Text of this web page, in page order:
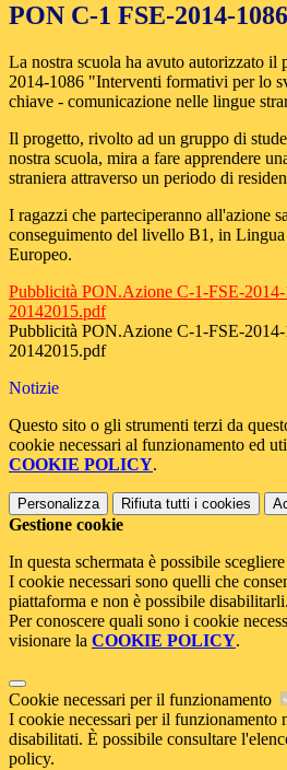
PON C-1 FSE-2014-1086
La nostra scuola ha avuto autorizzato il
2014-1086 "Interventi formativi per lo
chiave - comunicazione nelle lingue
Il progetto, rivolto ad un gruppo di
nostra scuola, mira a fare apprendere
straniera attraverso un periodo di
I ragazzi che parteciperanno all'azione
conseguimento del livello B1, in
Europeo.
Pubblicità PON.Azione C-1-FSE-2014-
20142015.pdf
Pubblicità PON.Azione C-1-FSE-2014-
20142015.pdf
Notizie
Questo sito o gli strumenti terzi da
cookie necessari al funzionamento ed
COOKIE POLICY.
Personalizza Rifiuta tutti i cookies
Gestione cookie
In questa schermata è possibile
I cookie necessari sono quelli che
piattaforma e non è possibile disabilitarli.
Per conoscere quali sono i cookie
visionare la COOKIE POLICY.
Cookie necessari per il funzionamento
I cookie necessari per il funzionamento
disabilitati. È possibile consultare
policy.